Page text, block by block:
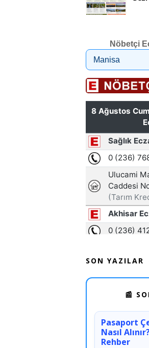
Nöbetçi
SON YAZILAR
📰
Pasaport
Nasıl
Rehber